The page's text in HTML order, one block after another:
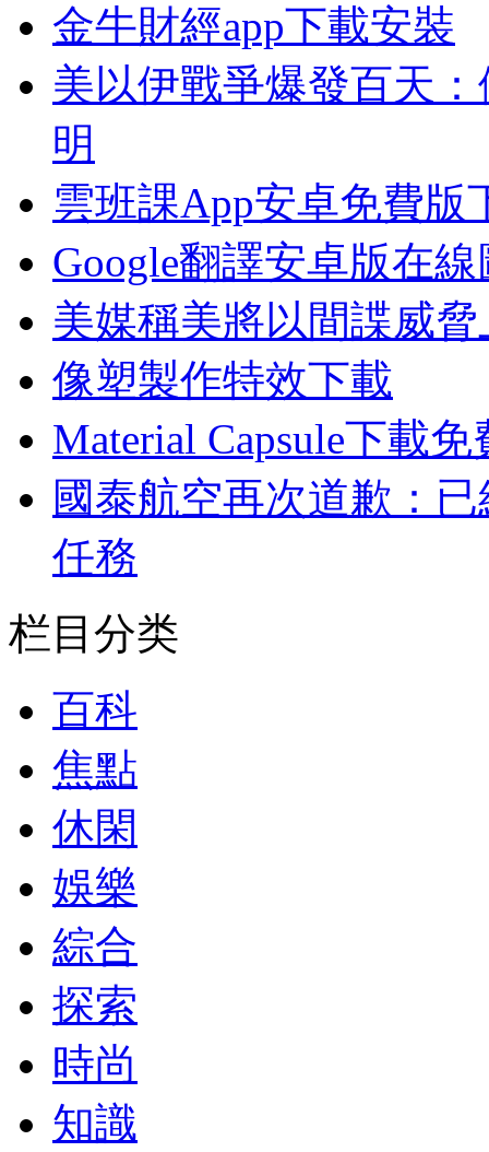
金牛財經app下載安裝
美以伊戰爭爆發百天
明
雲班課App安卓免費版
Google翻譯安卓版在
美媒稱美將以間諜威
像塑製作特效下載
Material Capsule下載免
國泰航空再次道歉：
任務
栏目分类
百科
焦點
休閑
娛樂
綜合
探索
時尚
知識